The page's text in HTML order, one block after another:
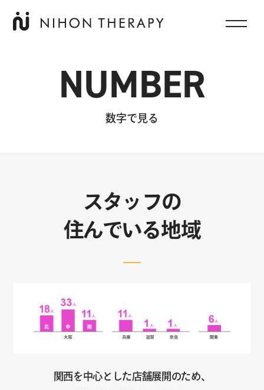
数字で見る
NUMBER
スタッフの
住んでいる地域
関西を中心とした店舗展開のため、